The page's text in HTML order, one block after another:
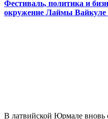
Фестиваль, политика и
окружение Лаймы
В латвийской Юрмале вновь